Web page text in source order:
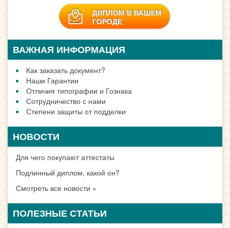
ДИПЛОМ В ВАШЕМ
ГОРОДЕ
ВАЖНАЯ ИНФОРМАЦИЯ
Как заказать документ?
Наши Гарантии
Отличия типографии и Гознака
Сотрудничество с нами
Степени защиты от подделки
НОВОСТИ
Для чего покупают аттестаты
Подлинный диплом, какой он?
Смотреть все новости »
ПОЛЕЗНЫЕ СТАТЬИ